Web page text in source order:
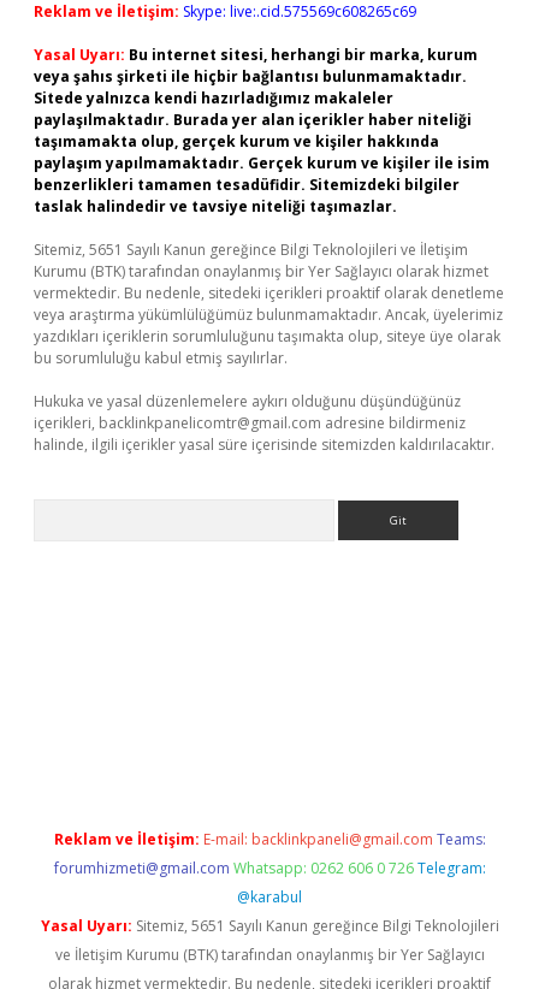
Reklam ve İletişim: Skype: live:.cid.575569c608265c69
Yasal Uyarı: Bu internet sitesi, herhangi bir marka, kurum
veya şahıs şirketi ile hiçbir bağlantısı bulunmamaktadır.
Sitede yalnızca kendi hazırladığımız makaleler
paylaşılmaktadır. Burada yer alan içerikler haber niteliği
taşımamakta olup, gerçek kurum ve kişiler hakkında
paylaşım yapılmamaktadır. Gerçek kurum ve kişiler ile isim
benzerlikleri tamamen tesadüfidir. Sitemizdeki bilgiler
taslak halindedir ve tavsiye niteliği taşımazlar.
Sitemiz, 5651 Sayılı Kanun gereğince Bilgi Teknolojileri ve İletişim
Kurumu (BTK) tarafından onaylanmış bir Yer Sağlayıcı olarak hizmet
vermektedir. Bu nedenle, sitedeki içerikleri proaktif olarak denetleme
veya araştırma yükümlülüğümüz bulunmamaktadır. Ancak, üyelerimiz
yazdıkları içeriklerin sorumluluğunu taşımakta olup, siteye üye olarak
bu sorumluluğu kabul etmiş sayılırlar.
Hukuka ve yasal düzenlemelere aykırı olduğunu düşündüğünüz
içerikleri, backlinkpanelicomtr@gmail.com adresine bildirmeniz
halinde, ilgili içerikler yasal süre içerisinde sitemizden kaldırılacaktır.
Reklam ve İletişim: E-mail: backlinkpaneli@gmail.com Teams:
forumhizmeti@gmail.com Whatsapp: 0262 606 0 726 Telegram:
@karabul
Yasal Uyarı: Sitemiz, 5651 Sayılı Kanun gereğince Bilgi Teknolojileri
ve İletişim Kurumu (BTK) tarafından onaylanmış bir Yer Sağlayıcı
olarak hizmet vermektedir. Bu nedenle, sitedeki içerikleri proaktif